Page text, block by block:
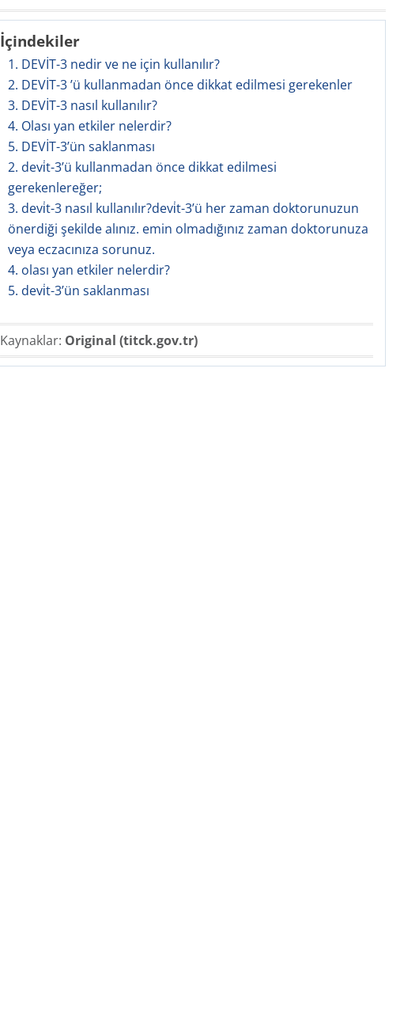
İçindekiler
1. DEVİT-3 nedir ve ne için kullanılır?
2. DEVİT-3 ’ü kullanmadan önce dikkat edilmesi gerekenler
3. DEVİT-3 nasıl kullanılır?
4. Olası yan etkiler nelerdir?
5. DEVİT-3’ün saklanması
2. devi̇t-3’ü kullanmadan önce dikkat edilmesi
gerekenlereğer;
3. devi̇t-3 nasıl kullanılır?devi̇t-3’ü her zaman doktorunuzun
önerdiği şekilde alınız. emin olmadığınız zaman doktorunuza
veya eczacınıza sorunuz.
4. olası yan etkiler nelerdir?
5. devi̇t-3’ün saklanması
Kaynaklar: Original (titck.gov.tr)